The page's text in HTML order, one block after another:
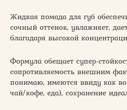
Жидкая помада для губ
сочный оттенок, увлажняет,
благодаря высокой
Формула обещает супер-
сопротивляемость внешним
понимаю, имеются ввиду как
чай/кофе, еда), сохранение